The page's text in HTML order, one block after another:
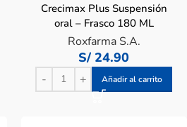
Crecimax Plus Suspensión
oral – Frasco 180 ML
Roxfarma S.A.
S/ 24.90
Añadir al carrito